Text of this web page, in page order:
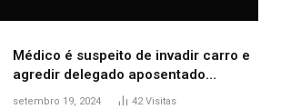
Médico é suspeito de invadir carro e
agredir delegado aposentado
durante confusão no trânsito
setembro 19, 2024 42Visitas